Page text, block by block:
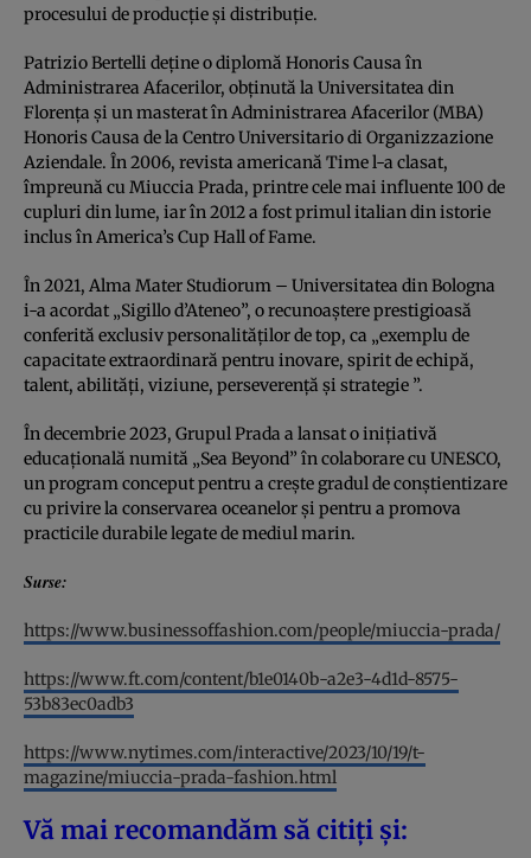
procesului de producție și distribuție.
Patrizio Bertelli deține o diplomă Honoris Causa în
Administrarea Afacerilor, obținută la Universitatea din
Florența și un masterat în Administrarea Afacerilor (MBA)
Honoris Causa de la Centro Universitario di Organizzazione
Aziendale. În 2006, revista americană Time l-a clasat,
împreună cu Miuccia Prada, printre cele mai influente 100 de
cupluri din lume, iar în 2012 a fost primul italian din istorie
inclus în America’s Cup Hall of Fame.
În 2021, Alma Mater Studiorum – Universitatea din Bologna
i-a acordat „Sigillo d’Ateneo”, o recunoaștere prestigioasă
conferită exclusiv personalităților de top, ca „exemplu de
capacitate extraordinară pentru inovare, spirit de echipă,
talent, abilități, viziune, perseverență și strategie ”.
În decembrie 2023, Grupul Prada a lansat o inițiativă
educațională numită „Sea Beyond” în colaborare cu UNESCO,
un program conceput pentru a crește gradul de conștientizare
cu privire la conservarea oceanelor și pentru a promova
practicile durabile legate de mediul marin.
Surse:
https://www.businessoffashion.com/people/miuccia-prada/
https://www.ft.com/content/b1e0140b-a2e3-4d1d-8575-
53b83ec0adb3
https://www.nytimes.com/interactive/2023/10/19/t-
magazine/miuccia-prada-fashion.html
Vă mai recomandăm să citiți și: